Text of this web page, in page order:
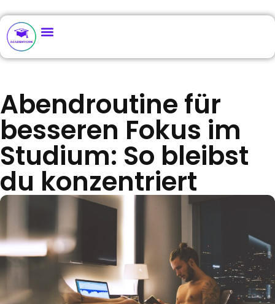
Abendroutine für
besseren Fokus im
Studium: So bleibst
du konzentriert